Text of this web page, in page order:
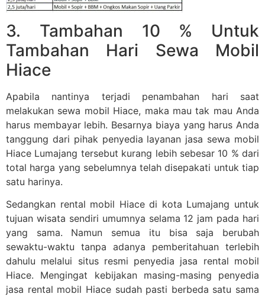
3. Tambahan 10 % Untuk
Tambahan Hari Sewa Mobil
Hiace
Apabila nantinya terjadi penambahan hari saat
melakukan sewa mobil Hiace, maka mau tak mau Anda
harus membayar lebih. Besarnya biaya yang harus Anda
tanggung dari pihak penyedia layanan jasa sewa mobil
Hiace Lumajang tersebut kurang lebih sebesar 10 % dari
total harga yang sebelumnya telah disepakati untuk tiap
satu harinya.
Sedangkan rental mobil Hiace di kota Lumajang untuk
tujuan wisata sendiri umumnya selama 12 jam pada hari
yang sama. Namun semua itu bisa saja berubah
sewaktu-waktu tanpa adanya pemberitahuan terlebih
dahulu melalui situs resmi penyedia jasa rental mobil
Hiace. Mengingat kebijakan masing-masing penyedia
jasa rental mobil Hiace sudah pasti berbeda satu sama